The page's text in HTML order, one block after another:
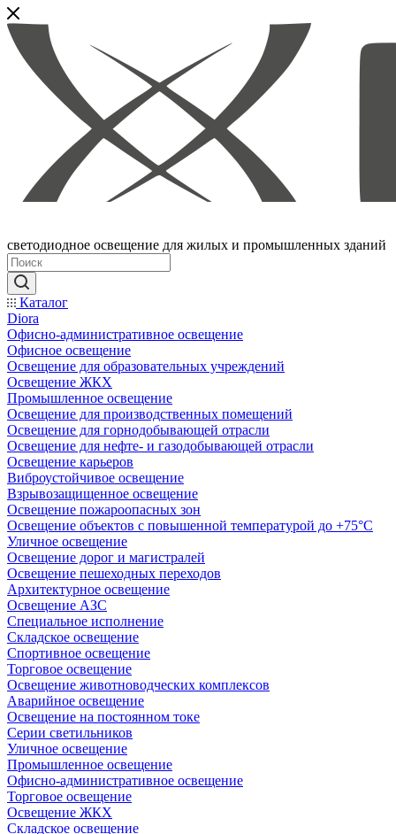
светодиодное освещение для жилых и промышленных зданий
Каталог
Diora
Офисно-административное освещение
Офисное освещение
Освещение для образовательных учреждений
Освещение ЖКХ
Промышленное освещение
Освещение для производственных помещений
Освещение для горнодобывающей отрасли
Освещение для нефте- и газодобывающей отрасли
Освещение карьеров
Виброустойчивое освещение
Взрывозащищенное освещение
Освещение пожароопасных зон
Освещение объектов с повышенной температурой до +75°C
Уличное освещение
Освещение дорог и магистралей
Освещение пешеходных переходов
Архитектурное освещение
Освещение АЗС
Специальное исполнение
Складское освещение
Спортивное освещение
Торговое освещение
Освещение животноводческих комплексов
Аварийное освещение
Освещение на постоянном токе
Серии светильников
Уличное освещение
Промышленное освещение
Офисно-административное освещение
Торговое освещение
Освещение ЖКХ
Складское освещение